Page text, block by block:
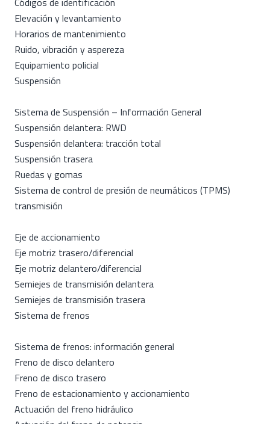
Elevación y levantamiento
Horarios de mantenimiento
Ruido, vibración y aspereza
Equipamiento policial
Suspensión
Sistema de Suspensión – Información General
Suspensión delantera: RWD
Suspensión delantera: tracción total
Suspensión trasera
Ruedas y gomas
Sistema de control de presión de neumáticos (TPMS)
transmisión
Eje de accionamiento
Eje motriz trasero/diferencial
Eje motriz delantero/diferencial
Semiejes de transmisión delantera
Semiejes de transmisión trasera
Sistema de frenos
Sistema de frenos: información general
Freno de disco delantero
Freno de disco trasero
Freno de estacionamiento y accionamiento
Actuación del freno hidráulico